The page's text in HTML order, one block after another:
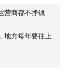
营商都不挣钱
地方每年要往上